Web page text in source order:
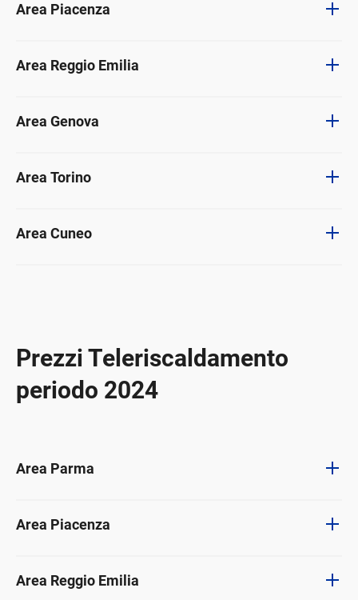
Area Piacenza
Area Reggio Emilia
Area Genova
Area Torino
Area Cuneo
Prezzi Teleriscaldamento
periodo 2024
Area Parma
Area Piacenza
Area Reggio Emilia